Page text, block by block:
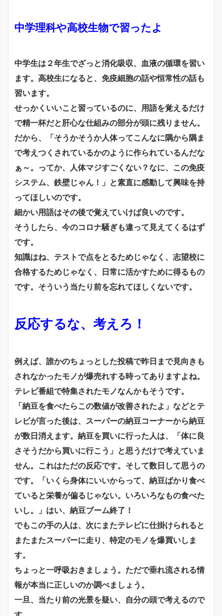
中学理科や高校生物で習ったよ
中学生は２年生でざっと消化吸収、血液の循環を習い
ます。高校生になると、免疫細胞の話や恒常性の話も
習います。
せっかくいいこと習っているのに、用語を覚えるだけ
で精一杯だと肝心な仕組みの部分が頭に残りません。
だから、「そうかそうか人体ってこんなに隅から隅ま
で考えつくされているかのように作られているんだな
ぁ～。ってか、人体マジすごくない？なに、この免疫
システム、鉄壁じゃん！」と素直に感動して興味を持
ってほしいのです。
細かい用語はその後で覚えていけば良いのです。
そうしたら、今のコロナ騒ぎも違って見えてくるはず
です。
知識はね、テストで点をとるためじゃなく、志望校に
合格するためじゃなく、日常に活かすために得るもの
です。そういう当たり前を忘れてほしくないです。
反応するな、考えろ！
例えば、誰かのちょっとした投稿で昨日まで見向きも
されなかったモノが爆売れする時ってありますよね。
テレビ番組で特集されたモノなんかもそうです。
「納豆を食べたらこの数値が改善されたよ」などとテ
レビが言った後は、スーパーの納豆コーナーから納豆
が数日消えます。納豆を買いに行った人は、「体に良
さそうだから買いに行こう」と思うだけで考えていま
せん。これはただの反応です。そして数日して思うの
です。「いくら身体にいいからって、納豆ばかり食べ
ていると栄養が偏るじゃない。いろいろなもの食べた
いし。」はい、納豆ブーム終了！
でもこの手の人は、次にまたテレビに仕掛けられると
またまたスーパーに走り、特定のモノを爆買いしま
す。
ちょっと一呼吸おきましょう。ただで垂れ流される情
報が本当に正しいのか調べましょう。
一旦、当たり前の光景を疑い、自分の頭で考えるので